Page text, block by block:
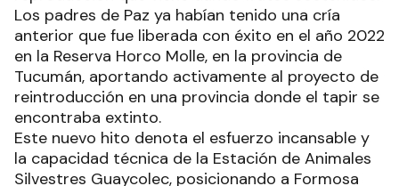
Los padres de Paz ya habían tenido una cría
anterior que fue liberada con éxito en el año 2022
en la Reserva Horco Molle, en la provincia de
Tucumán, aportando activamente al proyecto de
reintroducción en una provincia donde el tapir se
encontraba extinto.
Este nuevo hito denota el esfuerzo incansable y
la capacidad técnica de la Estación de Animales
Silvestres Guaycolec, posicionando a Formosa